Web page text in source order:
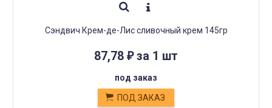
Сэндвич Крем-де-Лис сливочный крем 145гр
87,78 ₽за 1 шт
под заказ
ПОД ЗАКАЗ